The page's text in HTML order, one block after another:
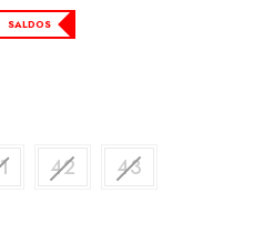
SALDOS
42
43